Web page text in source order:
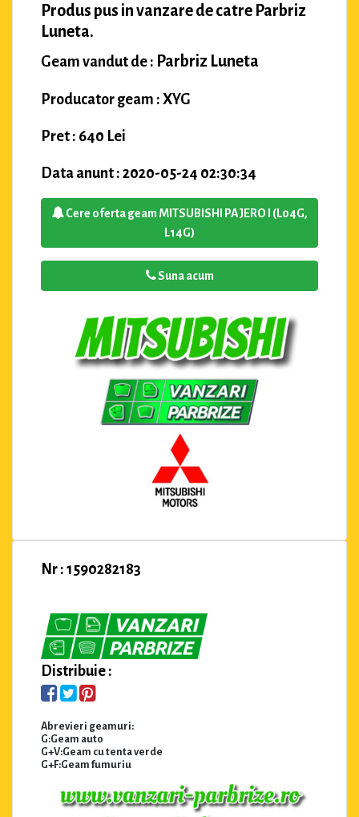
Produs pus in vanzare de catre Parbriz
Luneta.
Geam vandut de : Parbriz Luneta
Producator geam : XYG
Pret : 640 Lei
Data anunt : 2020-05-24 02:30:34
Cere oferta geam MITSUBISHI PAJERO I (L04G,
L14G)
Suna acum
Nr : 1590282183
Distribuie :
Abrevieri geamuri:
G:Geam auto
G+V:Geam cu tenta verde
G+F:Geam fumuriu